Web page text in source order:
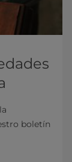
boletín